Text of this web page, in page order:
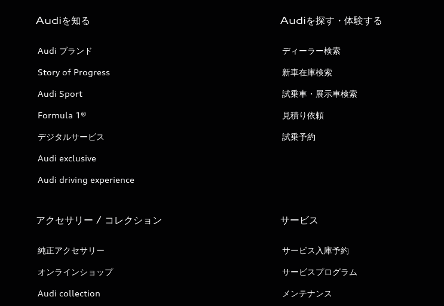
Audiを知る
Audi ブランド
Story of Progress
Audi Sport
Formula 1®
デジタルサービス
Audi exclusive
Audi driving experience
Audiを探す・体験する
ディーラー検索
新車在庫検索
試乗車・展示車検索
見積り依頼
試乗予約
アクセサリー / コレクション
純正アクセサリー
オンラインショップ
Audi collection
サービス
サービス入庫予約
サービスプログラム
メンテナンス